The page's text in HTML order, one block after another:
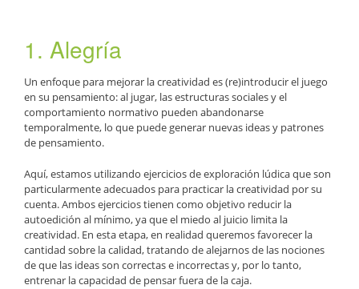
1. Alegría
Un enfoque para mejorar la creatividad es (re)introducir el juego
en su pensamiento: al jugar, las estructuras sociales y el
comportamiento normativo pueden abandonarse
temporalmente, lo que puede generar nuevas ideas y patrones
de pensamiento.
Aquí, estamos utilizando ejercicios de exploración lúdica que son
particularmente adecuados para practicar la creatividad por su
cuenta. Ambos ejercicios tienen como objetivo reducir la
autoedición al mínimo, ya que el miedo al juicio limita la
creatividad. En esta etapa, en realidad queremos favorecer la
cantidad sobre la calidad, tratando de alejarnos de las nociones
de que las ideas son correctas e incorrectas y, por lo tanto,
entrenar la capacidad de pensar fuera de la caja.